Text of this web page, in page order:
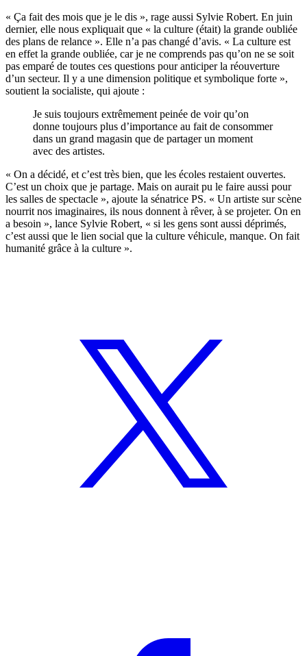
« Ça fait des mois que je le dis », rage aussi Sylvie Robert. En juin
dernier, elle nous expliquait que « la culture (était) la grande oubliée
des plans de relance ». Elle n’a pas changé d’avis. « La culture est
en effet la grande oubliée, car je ne comprends pas qu’on ne se soit
pas emparé de toutes ces questions pour anticiper la réouverture
d’un secteur. Il y a une dimension politique et symbolique forte »,
soutient la socialiste, qui ajoute :
Je suis toujours extrêmement peinée de voir qu’on
donne toujours plus d’importance au fait de consommer
dans un grand magasin que de partager un moment
avec des artistes.
« On a décidé, et c’est très bien, que les écoles restaient ouvertes.
C’est un choix que je partage. Mais on aurait pu le faire aussi pour
les salles de spectacle », ajoute la sénatrice PS. « Un artiste sur scène
nourrit nos imaginaires, ils nous donnent à rêver, à se projeter. On en
a besoin », lance Sylvie Robert, « si les gens sont aussi déprimés,
c’est aussi que le lien social que la culture véhicule, manque. On fait
humanité grâce à la culture ».